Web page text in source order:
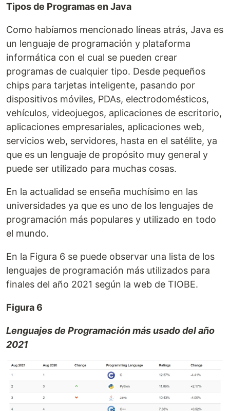
Tipos de Programas en Java
Como habíamos mencionado líneas atrás, Java es
un lenguaje de programación y plataforma
informática con el cual se pueden crear
programas de cualquier tipo. Desde pequeños
chips para tarjetas inteligente, pasando por
dispositivos móviles, PDAs, electrodomésticos,
vehículos, videojuegos, aplicaciones de escritorio,
aplicaciones empresariales, aplicaciones web,
servicios web, servidores, hasta en el satélite, ya
que es un lenguaje de propósito muy general y
puede ser utilizado para muchas cosas.
En la actualidad se enseña muchísimo en las
universidades ya que es uno de los lenguajes de
programación más populares y utilizado en todo
el mundo.
En la Figura 6 se puede observar una lista de los
lenguajes de programación más utilizados para
finales del año 2021 según la web de TIOBE.
Figura 6
Lenguajes de Programación más usado del año
2021